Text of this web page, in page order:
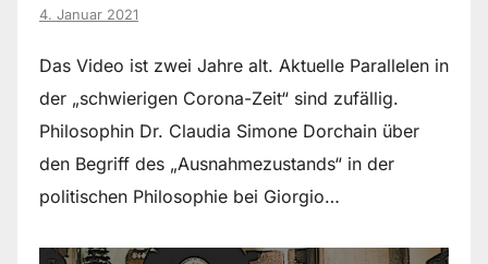
4. Januar 2021
Das Video ist zwei Jahre alt. Aktuelle Parallelen in
der „schwierigen Corona-Zeit“ sind zufällig.
Philosophin Dr. Claudia Simone Dorchain über
den Begriff des „Ausnahmezustands“ in der
politischen Philosophie bei Giorgio…